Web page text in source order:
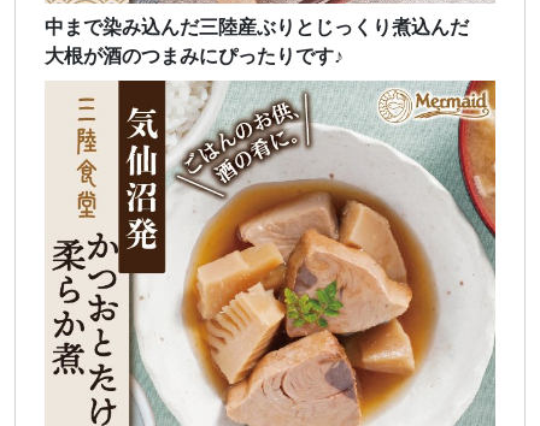
中まで染み込んだ三陸産ぶりとじっくり煮込んだ
大根が酒のつまみにぴったりです♪